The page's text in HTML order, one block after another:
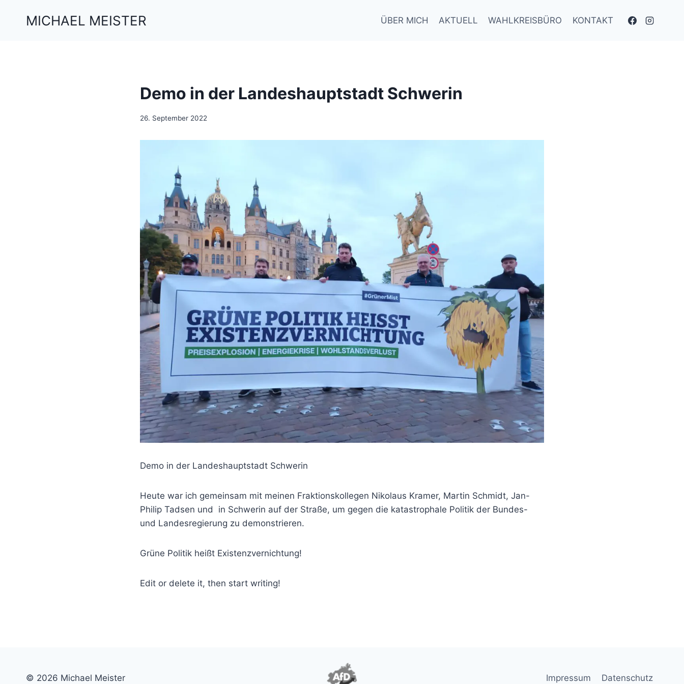
MICHAEL MEISTER ÜBER MICH AKTUELL WAHLKREISBÜRO KONTAKT
Demo in der Landeshauptstadt Schwerin
26. September 2022
Demo in der Landeshauptstadt Schwerin
Heute war ich gemeinsam mit meinen Fraktionskollegen Nikolaus Kramer, Martin Schmidt, Jan-
Philip Tadsen und in Schwerin auf der Straße, um gegen die katastrophale Politik der Bundes-
und Landesregierung zu demonstrieren.
Grüne Politik heißt Existenzvernichtung!
Edit or delete it, then start writing!
© 2026 Michael Meister Impressum Datenschutz